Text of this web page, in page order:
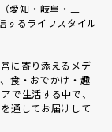
愛知・岐阜・三
するライフスタイル
に寄り添えるメデ
食・おでかけ・趣
で生活する中で、
通してお届けして